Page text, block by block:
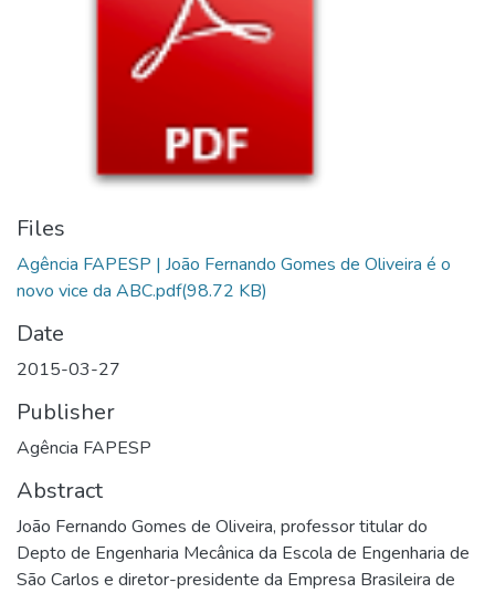
Files
Agência FAPESP | João Fernando Gomes de Oliveira é o
novo vice da ABC.pdf(98.72 KB)
Date
2015-03-27
Publisher
Agência FAPESP
Abstract
João Fernando Gomes de Oliveira, professor titular do
Depto de Engenharia Mecânica da Escola de Engenharia de
São Carlos e diretor-presidente da Empresa Brasileira de